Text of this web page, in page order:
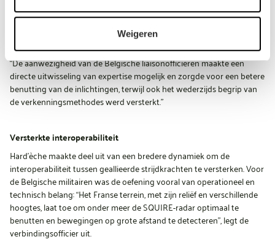
Weigeren
mogelijkheid voor de Franse strijdkrachten om het gebruik ervan te
observeren en richting autonomie op deze systemen te evolueren”,
“De aanwezigheid van de Belgische liaisonofficieren maakte een
directe uitwisseling van expertise mogelijk en zorgde voor een betere
benutting van de inlichtingen, terwijl ook het wederzijds begrip van
de verkenningsmethodes werd versterkt.”
Versterkte interoperabiliteit
Hard’èche maakte deel uit van een bredere dynamiek om de
interoperabiliteit tussen geallieerde strijdkrachten te versterken. Voor
de Belgische militairen was de oefening vooral van operationeel en
technisch belang: “Het Franse terrein, met zijn reliëf en verschillende
hoogtes, laat toe om onder meer de SQUIRE-radar optimaal te
benutten en bewegingen op grote afstand te detecteren”, legt de
verbindingsofficier uit.